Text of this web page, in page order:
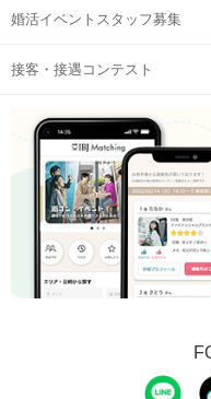
婚活イベントスタッフ募集
接客・接遇コンテスト